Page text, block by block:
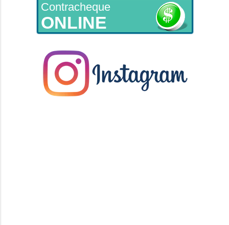
Contracheque
ONLINE